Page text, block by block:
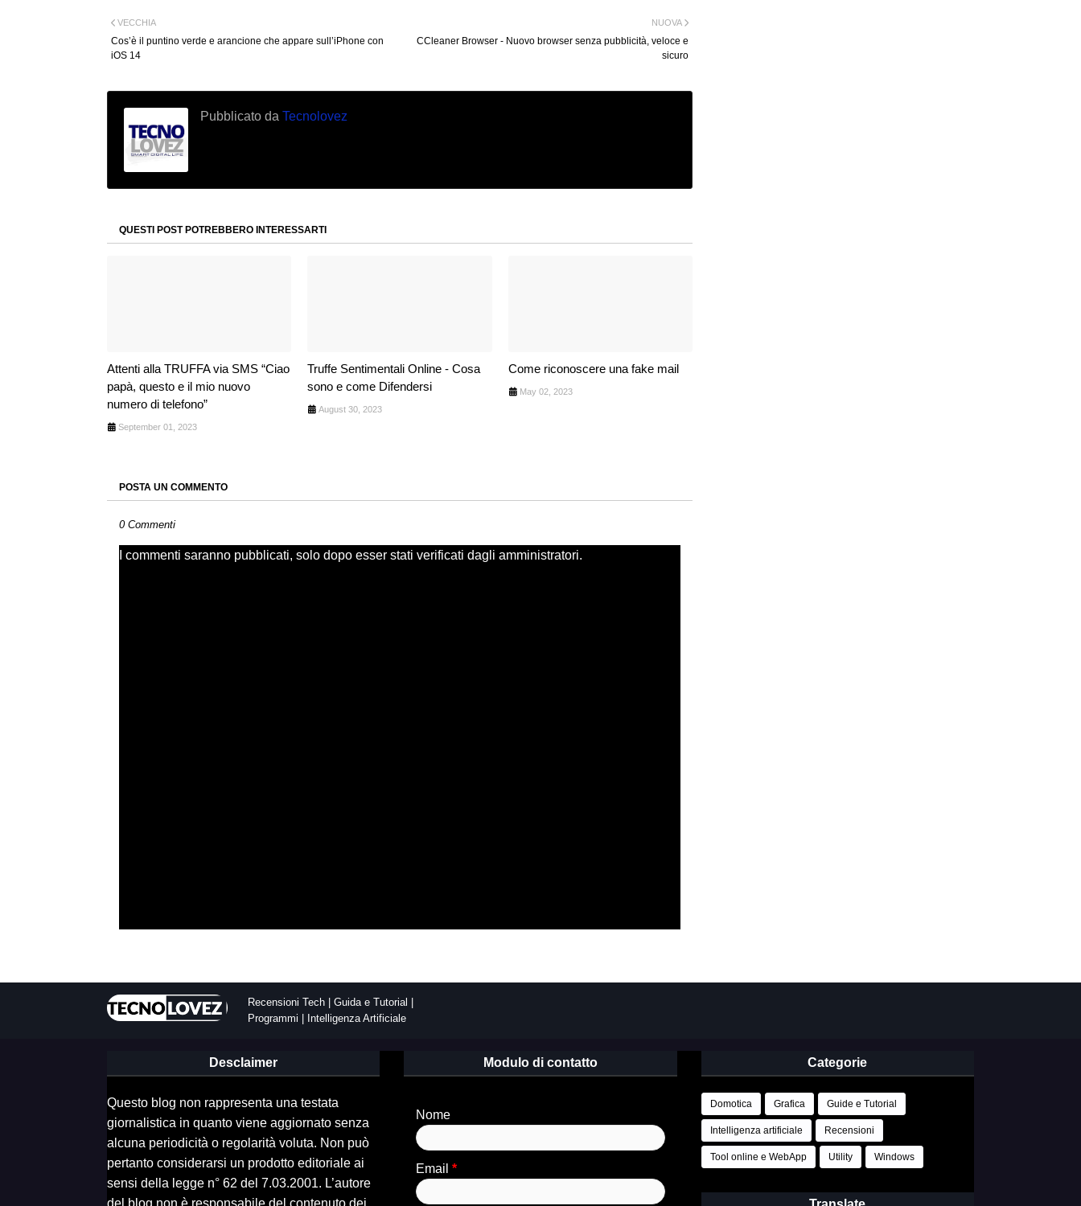
NUOVA
CCleaner Browser - Nuovo browser senza pubblicità, veloce e
sicuro
VECCHIA
Cos’è il puntino verde e arancione che appare sull’iPhone con
iOS 14
Pubblicato da Tecnolovez
QUESTI POST POTREBBERO INTERESSARTI
Attenti alla TRUFFA via SMS “Ciao
papà, questo e il mio nuovo
numero di telefono”
September 01, 2023
Truffe Sentimentali Online - Cosa
sono e come Difendersi
August 30, 2023
Come riconoscere una fake mail
May 02, 2023
POSTA UN COMMENTO
0 Commenti
I commenti saranno pubblicati, solo dopo esser stati verificati dagli amministratori.
Recensioni Tech | Guida e Tutorial |
Programmi | Intelligenza Artificiale
Desclaimer
Questo blog non rappresenta una testata
giornalistica in quanto viene aggiornato senza
alcuna periodicità o regolarità voluta. Non può
pertanto considerarsi un prodotto editoriale ai
sensi della legge n° 62 del 7.03.2001. L’autore
Modulo di contatto
Nome
Email*
Categorie
Domotica Grafica Guide e Tutorial
Intelligenza artificiale Recensioni
Tool online e WebApp Utility Windows